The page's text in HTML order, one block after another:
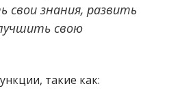
свои знания, развить
свою
такие как: